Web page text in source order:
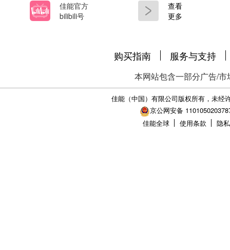
佳能官方
bilibili号
查看
更多
购买指南 服务与支持
本网站包含一部分广告/
佳能（中国）有限公司版权所有，未经
京公网安备
佳能全球
使用条款 隐